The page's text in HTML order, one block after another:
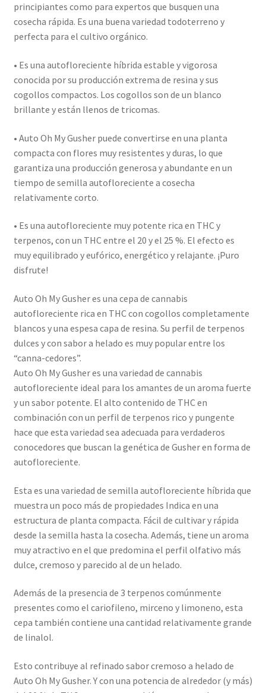
principiantes como para expertos que busquen una
cosecha rápida. Es una buena variedad todoterreno y
perfecta para el cultivo orgánico.
• Es una autofloreciente híbrida estable y vigorosa
conocida por su producción extrema de resina y sus
cogollos compactos. Los cogollos son de un blanco
brillante y están llenos de tricomas.
• Auto Oh My Gusher puede convertirse en una planta
compacta con flores muy resistentes y duras, lo que
garantiza una producción generosa y abundante en un
tiempo de semilla autofloreciente a cosecha
relativamente corto.
• Es una autofloreciente muy potente rica en THC y
terpenos, con un THC entre el 20 y el 25 %. El efecto es
muy equilibrado y eufórico, energético y relajante. ¡Puro
disfrute!
Auto Oh My Gusher es una cepa de cannabis
autofloreciente rica en THC con cogollos completamente
blancos y una espesa capa de resina. Su perfil de terpenos
dulces y con sabor a helado es muy popular entre los
“canna-cedores”.
Auto Oh My Gusher es una variedad de cannabis
autofloreciente ideal para los amantes de un aroma fuerte
y un sabor potente. El alto contenido de THC en
combinación con un perfil de terpenos rico y pungente
hace que esta variedad sea adecuada para verdaderos
conocedores que buscan la genética de Gusher en forma de
autofloreciente.
Esta es una variedad de semilla autofloreciente híbrida que
muestra un poco más de propiedades Indica en una
estructura de planta compacta. Fácil de cultivar y rápida
desde la semilla hasta la cosecha. Además, tiene un aroma
muy atractivo en el que predomina el perfil olfativo más
dulce, cremoso y parecido al de un helado.
Además de la presencia de 3 terpenos comúnmente
presentes como el cariofileno, mirceno y limoneno, esta
cepa también contiene una cantidad relativamente grande
de linalol.
Esto contribuye al refinado sabor cremoso a helado de
Auto Oh My Gusher. Y con una potencia de alrededor (y más)